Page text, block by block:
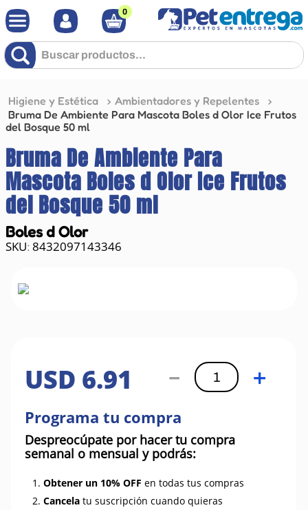
0
Buscar productos...
Higiene y Estética
Ambientadores y Repelentes
Bruma De Ambiente Para Mascota Boles d Olor Ice Frutos
del Bosque 50 ml
Bruma De Ambiente Para
Mascota Boles d Olor Ice Frutos
del Bosque 50 ml
Boles d Olor
: 8432097143346
USD 6.91 ＋
－
Programa tu compra
Despreocúpate por hacer tu compra
semanal o mensual y podrás:
1. Obtener un 10% OFF en todas tus compras
2. Cancela tu suscripción cuando quieras